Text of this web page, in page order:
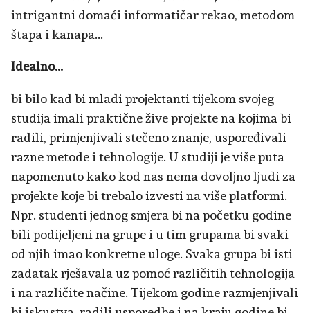
intrigantni domaći informatičar rekao, metodom
štapa i kanapa...
Idealno...
bi bilo kad bi mladi projektanti tijekom svojeg
studija imali praktične žive projekte na kojima bi
radili, primjenjivali stečeno znanje, uspoređivali
razne metode i tehnologije. U studiji je više puta
napomenuto kako kod nas nema dovoljno ljudi za
projekte koje bi trebalo izvesti na više platformi.
Npr. studenti jednog smjera bi na početku godine
bili podijeljeni na grupe i u tim grupama bi svaki
od njih imao konkretne uloge. Svaka grupa bi isti
zadatak rješavala uz pomoć različitih tehnologija
i na različite načine. Tijekom godine razmjenjivali